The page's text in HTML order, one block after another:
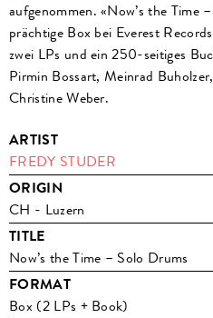
aufgenommen. «Now’s the Time
prächtige Box bei Everest
zwei LPs und ein 250-seitiges
Pirmin Bossart, Meinrad
Christine Weber.
ARTIST
FREDY STUDER
ORIGIN
CH - Luzern
TITLE
Now’s the Time – Solo Drums
FORMAT
Box (2 LPs + Book)